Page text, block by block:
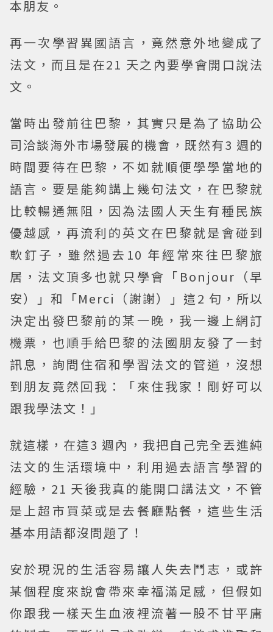
本朋友。
再一次學習異國語言，竟然意外地變成了
法文，而且是在21 天之內要學會開口說法
文。
當時出發前往巴黎，其實只是為了協助公
司洽談海外市場發展的機會，既然有3 週的
時間要待在巴黎，不如就順便學學當地的
語言。要是能夠講上幾句法文，在巴黎就
比較暢通無阻，因為法國人天生有種民族
優越感，再流利的英文在巴黎就是會碰到
軟釘子，雖然過去10 年經常來往巴黎旅
居，法文頂多也就只學會「Bonjour（早
安）」和「Merci（謝謝）」這2 句，所以
決定出發巴黎前的某一晚，我一邊上網訂
機票，也順手給巴黎的法國朋友發了一封
訊息，詢問住宿和學習法文的管道，沒想
到朋友竟然回我：「來住我家！剛好可以
跟我學法文！」
就這樣，在這3 週內，我把自己完全丟進純
法文的生活環境中，利用過去語言學習的
經驗，21 天後我真的能開口講法文，不管
是上超市買菜或是去餐廳點餐，這些生活
基本用語都沒問題了！
安於現況的生活容易讓人失去鬥志，或許
某個程度來說會帶來幸福滿足感，但假如
你跟我一樣天生血液裡流著一股不甘平庸